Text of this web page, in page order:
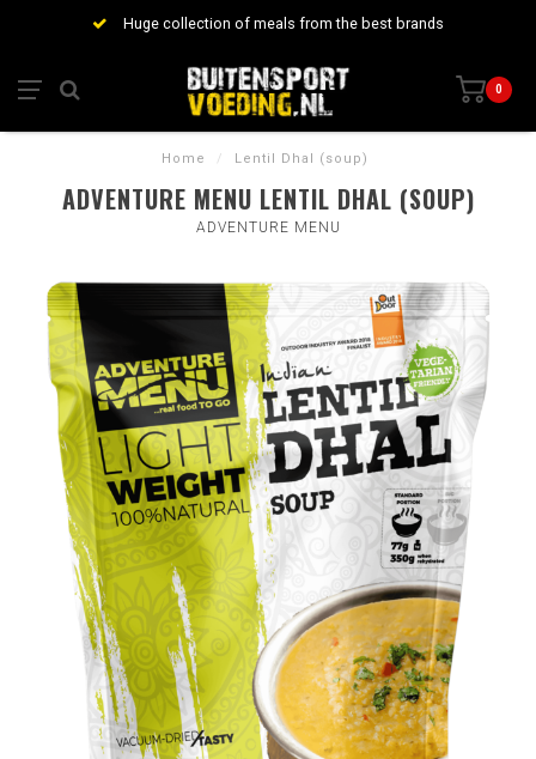
Huge collection of meals from the best brands
0
Home / Lentil Dhal (soup)
ADVENTURE MENU LENTIL DHAL (SOUP)
ADVENTURE MENU